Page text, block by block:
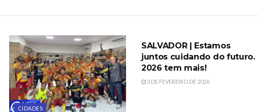
CIDADES
SALVADOR | Estamos
juntos cuidando do futuro.
2026 tem mais!
3 DE FEVEREIRO DE 2026